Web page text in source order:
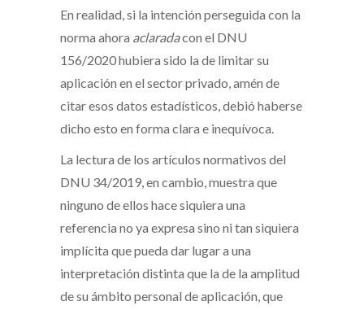
En realidad, si la intención perseguida con la
norma ahora aclaradacon el DNU
156/2020 hubiera sido la de limitar su
aplicación en el sector privado, amén de
citar esos datos estadísticos, debió haberse
dicho esto en forma clara e inequívoca.
La lectura de los artículos normativos del
DNU 34/2019, en cambio, muestra que
ninguno de ellos hace siquiera una
referencia no ya expresa sino ni tan siquiera
implícita que pueda dar lugar a una
interpretación distinta que la de la amplitud
de su ámbito personal de aplicación, que